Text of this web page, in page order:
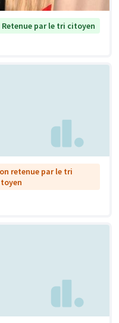
Retenue par le tri citoyen
retenue par le tri